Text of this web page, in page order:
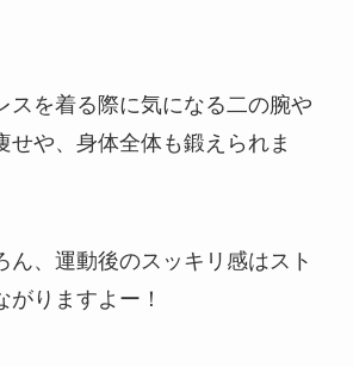
スを着る際に気になる二の腕や
せや、身体全体も鍛えられま
ん、運動後のスッキリ感はスト
がりますよー！